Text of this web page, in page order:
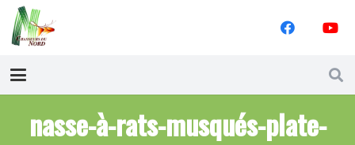
nasse-à-rats-musqués-plate-